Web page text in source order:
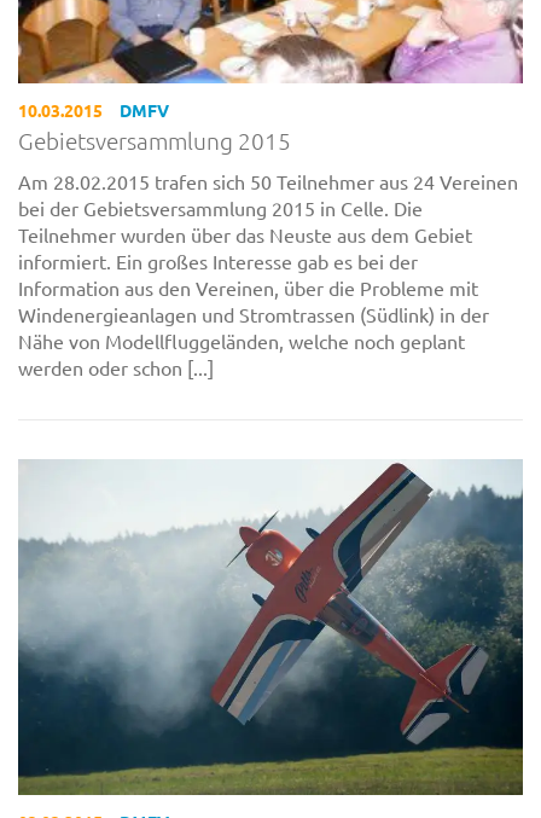
10.03.2015 DMFV
Gebietsversammlung 2015
Am 28.02.2015 trafen sich 50 Teilnehmer aus 24 Vereinen
bei der Gebietsversammlung 2015 in Celle. Die
Teilnehmer wurden über das Neuste aus dem Gebiet
informiert. Ein großes Interesse gab es bei der
Information aus den Vereinen, über die Probleme mit
Windenergieanlagen und Stromtrassen (Südlink) in der
Nähe von Modellfluggeländen, welche noch geplant
werden oder schon [...]